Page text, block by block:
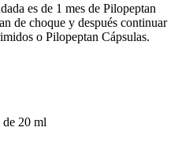
es de 1 mes de Pilopeptan
de choque y después continuar
o Pilopeptan Cápsulas.
de 20 ml